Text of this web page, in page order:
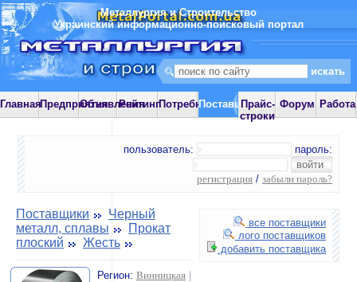
Металлургия и Строительство
Украинский информационно-поисковый портал
ГлавнаяПредприятияОбъявления
РейтингПотребностиПоставщики
Прайс-
строки
Форум Работа
пользователь: пароль:
регистрация / забыли пароль?
все поставщики
лого поставщиков
добавить поставщика
Поставщики
Черный
металл, сплавы
Прокат
плоский
Жесть
Регион: Винницкая